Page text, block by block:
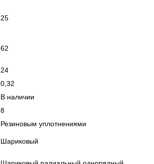
25
62
24
0,32
В наличии
8
Резиновым уплотнениями
Шариковый